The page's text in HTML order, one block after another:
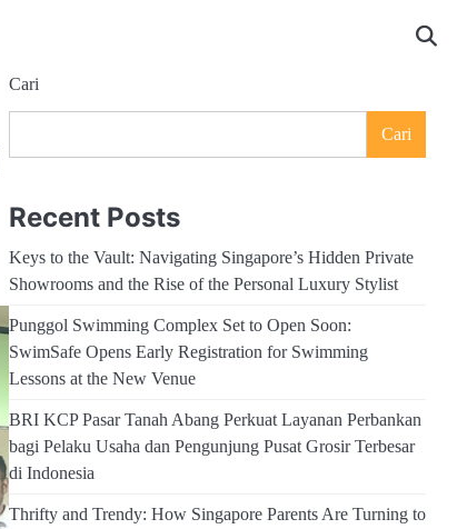
Cari
Cari
Recent Posts
Keys to the Vault: Navigating Singapore’s Hidden Private
Showrooms and the Rise of the Personal Luxury Stylist
Punggol Swimming Complex Set to Open Soon:
SwimSafe Opens Early Registration for Swimming
Lessons at the New Venue
BRI KCP Pasar Tanah Abang Perkuat Layanan Perbankan
bagi Pelaku Usaha dan Pengunjung Pusat Grosir Terbesar
di Indonesia
Thrifty and Trendy: How Singapore Parents Are Turning to